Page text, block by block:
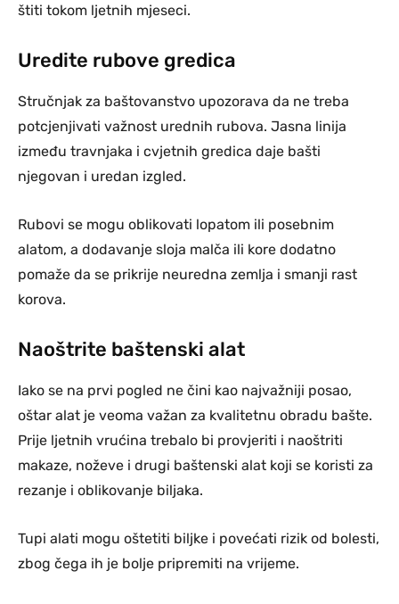
štiti tokom ljetnih mjeseci.
Uredite rubove gredica
Stručnjak za baštovanstvo upozorava da ne treba
potcjenjivati važnost urednih rubova. Jasna linija
između travnjaka i cvjetnih gredica daje bašti
njegovan i uredan izgled.
Rubovi se mogu oblikovati lopatom ili posebnim
alatom, a dodavanje sloja malča ili kore dodatno
pomaže da se prikrije neuredna zemlja i smanji rast
korova.
Naoštrite baštenski alat
Iako se na prvi pogled ne čini kao najvažniji posao,
oštar alat je veoma važan za kvalitetnu obradu bašte.
Prije ljetnih vrućina trebalo bi provjeriti i naoštriti
makaze, noževe i drugi baštenski alat koji se koristi za
rezanje i oblikovanje biljaka.
Tupi alati mogu oštetiti biljke i povećati rizik od bolesti,
zbog čega ih je bolje pripremiti na vrijeme.